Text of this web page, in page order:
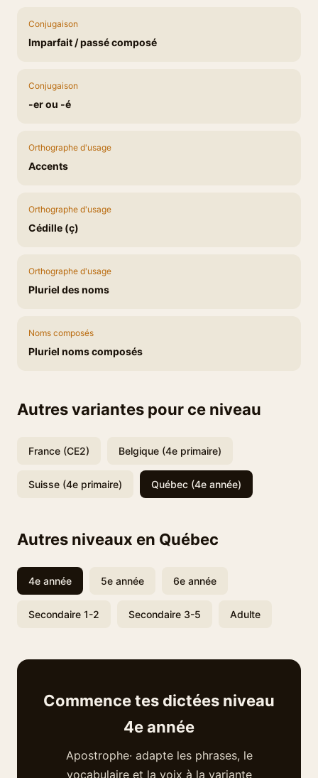
Conjugaison
Imparfait / passé composé
Conjugaison
-er ou -é
Orthographe d'usage
Accents
Orthographe d'usage
Cédille (ç)
Orthographe d'usage
Pluriel des noms
Noms composés
Pluriel noms composés
Autres variantes pour ce niveau
France (CE2) Belgique (4e primaire)
Suisse (4e primaire) Québec (4e année)
Autres niveaux en Québec
4e année 5e année 6e année
Secondaire 1-2 Secondaire 3-5 Adulte
Commence tes dictées niveau
4e année
Apostrophe· adapte les phrases, le
vocabulaire et la voix à la variante